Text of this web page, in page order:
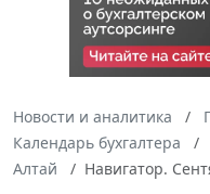
Новости и аналитика
Календарь бухгалтера
Алтай
Навигатор.